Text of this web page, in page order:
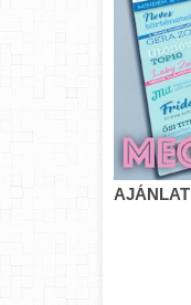
AJÁNLAT